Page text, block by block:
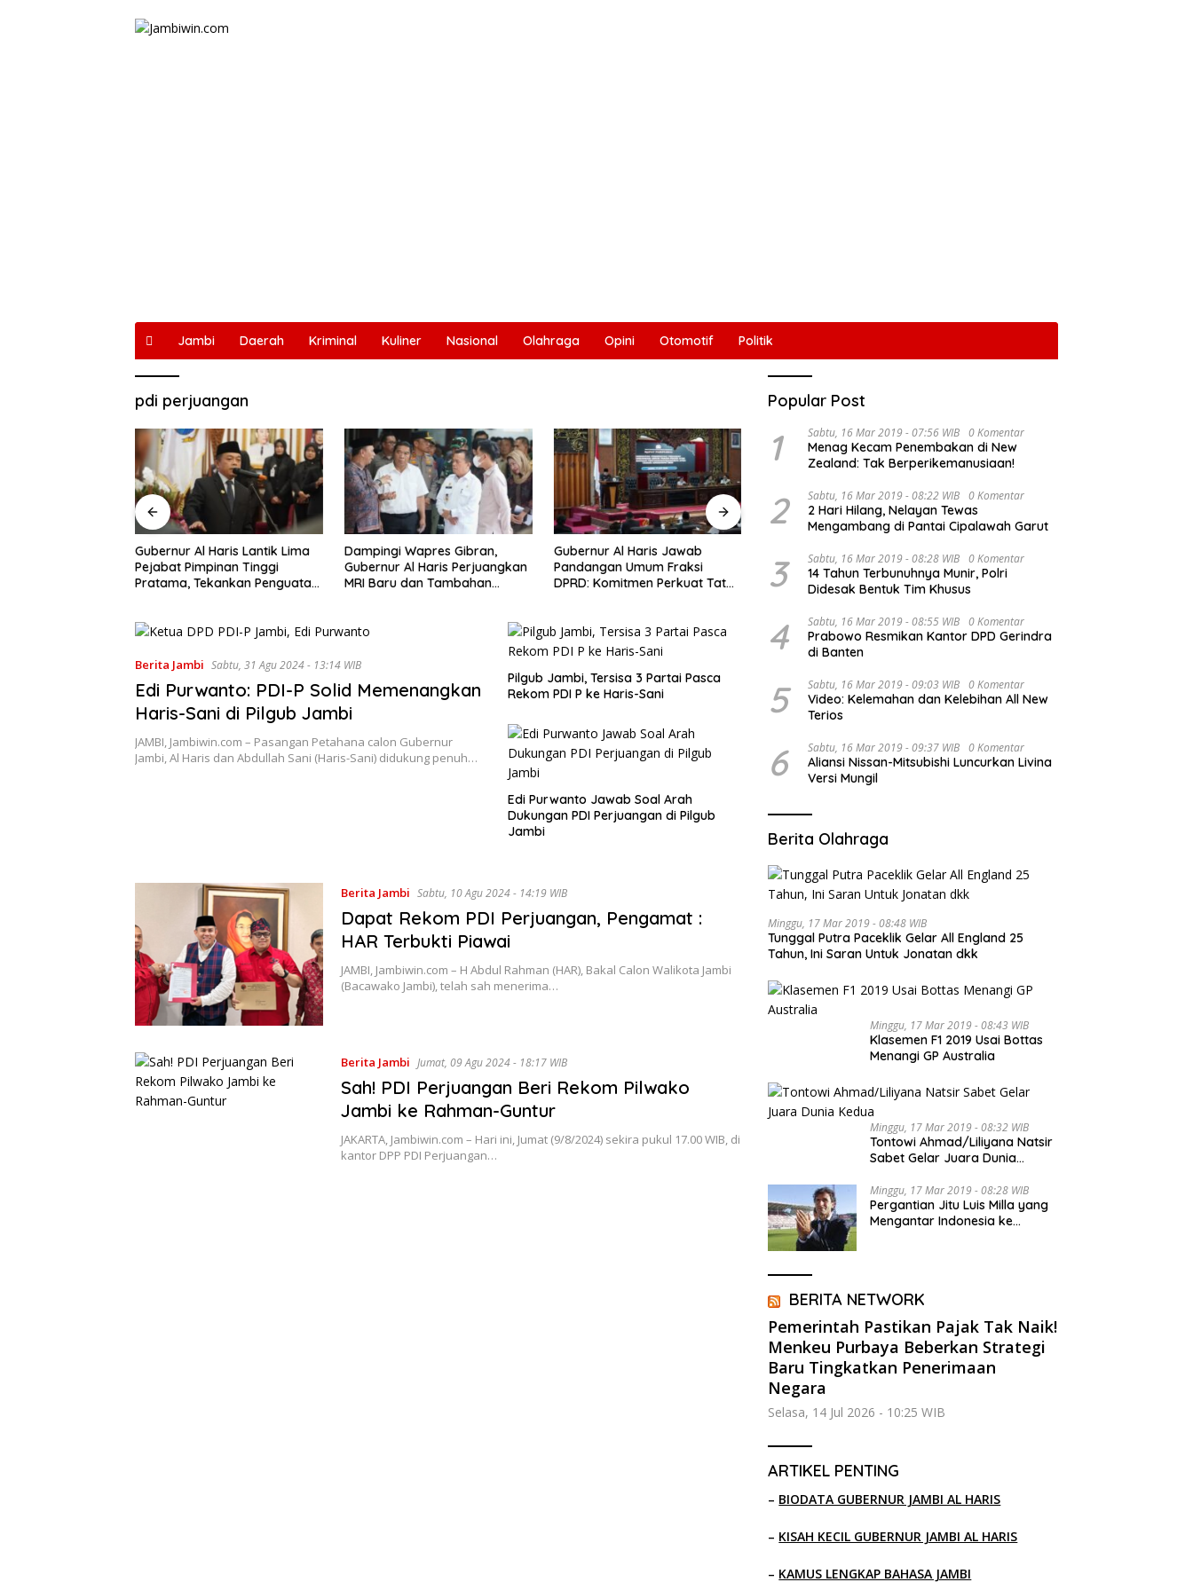
Jambi Daerah Kriminal Kuliner Nasional Olahraga Opini Otomotif Politik
pdi perjuangan
Dampingi Wapres Gibran,
Gubernur Al Haris Perjuangkan
MRI Baru dan Tambahan
Gubernur Al Haris Jawab
Pandangan Umum Fraksi
DPRD: Komitmen Perkuat Tata
Bantah Isu Raibnya Uang
Rakyat Rp1,5 Triliun, Kadis
Kominfo Jambi Ariansyah : Itu
Bupati Merangin: Kirab Budaya
Nasional PKJM Luar Biasa
Minggu, 12 Juli 2026, Merangin
Bakal “Dibuat Mabok”
Penampilan 30 Grup Jaranan
Berita Jambi Sabtu, 31 Agu 2024 - 13:14 WIB
Edi Purwanto: PDI-P Solid Memenangkan
Haris-Sani di Pilgub Jambi
JAMBI, Jambiwin.com – Pasangan Petahana calon Gubernur
Jambi, Al Haris dan Abdullah Sani (Haris-Sani) didukung penuh…
Pilgub Jambi, Tersisa 3 Partai Pasca
Rekom PDI P ke Haris-Sani
Edi Purwanto Jawab Soal Arah
Dukungan PDI Perjuangan di Pilgub
Jambi
Berita Jambi Sabtu, 10 Agu 2024 - 14:19 WIB
Dapat Rekom PDI Perjuangan, Pengamat :
HAR Terbukti Piawai
JAMBI, Jambiwin.com – H Abdul Rahman (HAR), Bakal Calon Walikota Jambi
(Bacawako Jambi), telah sah menerima…
Berita Jambi Jumat, 09 Agu 2024 - 18:17 WIB
Sah! PDI Perjuangan Beri Rekom Pilwako
Jambi ke Rahman-Guntur
JAKARTA, Jambiwin.com – Hari ini, Jumat (9/8/2024) sekira pukul 17.00 WIB, di
kantor DPP PDI Perjuangan…
Popular Post
1 Sabtu, 16 Mar 2019 - 07:56 WIB 0 Komentar
Menag Kecam Penembakan di New
Zealand: Tak Berperikemanusiaan!
2 Sabtu, 16 Mar 2019 - 08:22 WIB 0 Komentar
2 Hari Hilang, Nelayan Tewas
Mengambang di Pantai Cipalawah Garut
3 Sabtu, 16 Mar 2019 - 08:28 WIB 0 Komentar
14 Tahun Terbunuhnya Munir, Polri
Didesak Bentuk Tim Khusus
4 Sabtu, 16 Mar 2019 - 08:55 WIB 0 Komentar
Prabowo Resmikan Kantor DPD Gerindra
di Banten
5 Sabtu, 16 Mar 2019 - 09:03 WIB 0 Komentar
Video: Kelemahan dan Kelebihan All New
Terios
6 Sabtu, 16 Mar 2019 - 09:37 WIB 0 Komentar
Aliansi Nissan-Mitsubishi Luncurkan Livina
Versi Mungil
Berita Olahraga
Minggu, 17 Mar 2019 - 08:48 WIB
Tunggal Putra Paceklik Gelar All England 25
Tahun, Ini Saran Untuk Jonatan dkk
Minggu, 17 Mar 2019 - 08:43 WIB
Klasemen F1 2019 Usai Bottas
Menangi GP Australia
Minggu, 17 Mar 2019 - 08:32 WIB
Tontowi Ahmad/Liliyana Natsir
Sabet Gelar Juara Dunia
Minggu, 17 Mar 2019 - 08:28 WIB
Pergantian Jitu Luis Milla yang
Mengantar Indonesia ke
BERITA NETWORK
Pemerintah Pastikan Pajak Tak Naik!
Menkeu Purbaya Beberkan Strategi
Baru Tingkatkan Penerimaan
Negara
Selasa, 14 Jul 2026 - 10:25 WIB
ARTIKEL PENTING
– BIODATA GUBERNUR JAMBI AL HARIS
– KISAH KECIL GUBERNUR JAMBI AL HARIS
– KAMUS LENGKAP BAHASA JAMBI